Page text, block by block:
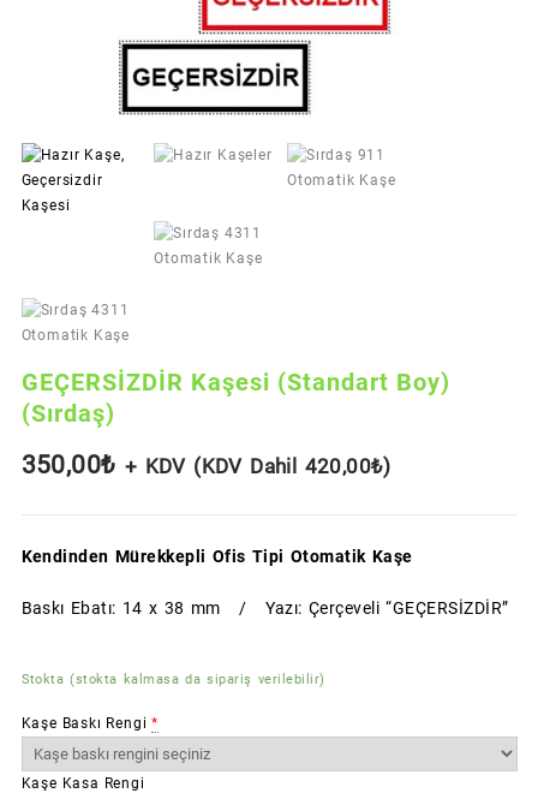
GEÇERSİZDİR Kaşesi (Standart Boy)
(Sırdaş)
350,00₺ + KDV (KDV Dahil 420,00₺)
Kendinden Mürekkepli Ofis Tipi Otomatik Kaşe
Baskı Ebatı: 14 x 38 mm / Yazı: Çerçeveli “GEÇERSİZDİR”
Stokta (stokta kalmasa da sipariş verilebilir)
Kaşe Baskı Rengi *
Kaşe Kasa Rengi